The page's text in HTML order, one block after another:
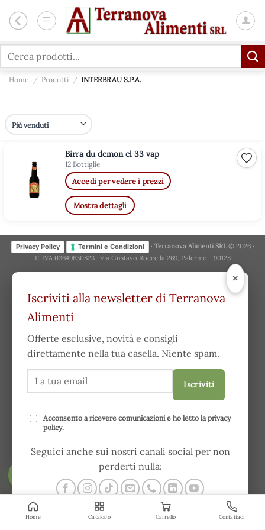
Cerca:
Home / Prodotti / INTERBRAU S.P.A.
Birra du demon cl 33 vap
12 Bottiglie
Accedi per vedere i prezzi
Mostra dettagli
Privacy Policy Termini e Condizioni · Terranova Alimenti SRL© 2026 ·
P. IVA 03649630823 · Via Gustavo Roccella 269, Palermo - 90128
×
Iscriviti alla newsletter di Terranova
Alimenti
Offerte esclusive, novità e consigli
direttamente nella tua casella. Niente spam.
Iscriviti
Acconsento a ricevere comunicazioni e ho letto la privacy
policy.
Seguici anche sui nostri canali social per non
perderti nulla:
Home Catalogo Carrello Contattaci